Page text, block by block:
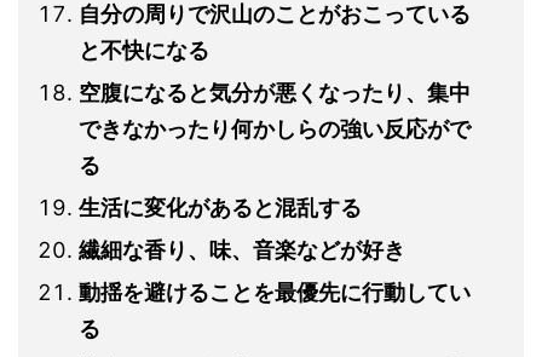
自分の周りで沢山のことがおこっている
と不快になる
空腹になると気分が悪くなったり、集中
できなかったり何かしらの強い反応がで
る
生活に変化があると混乱する
繊細な香り、味、音楽などが好き
動揺を避けることを最優先に行動してい
る